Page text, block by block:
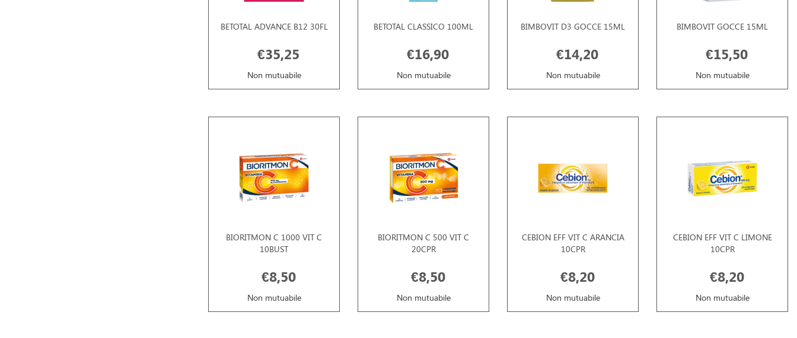
BETOTAL ADVANCE B12 30FL
€35,25
Non mutuabile
BETOTAL CLASSICO 100ML
€16,90
Non mutuabile
BIMBOVIT D3 GOCCE 15ML
€14,20
Non mutuabile
BIMBOVIT GOCCE 15ML
€15,50
Non mutuabile
BIORITMON C 1000 VIT C
10BUST
€8,50
Non mutuabile
BIORITMON C 500 VIT C
20CPR
€8,50
Non mutuabile
CEBION EFF VIT C ARANCIA
10CPR
€8,20
Non mutuabile
CEBION EFF VIT C LIMONE
10CPR
€8,20
Non mutuabile